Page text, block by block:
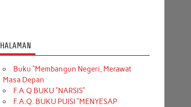
HALAMAN
Buku “Membangun Negeri, Merawat
Masa Depan
F.A.Q BUKU “NARSIS”
F.A.Q. BUKU PUISI “MENYESAP